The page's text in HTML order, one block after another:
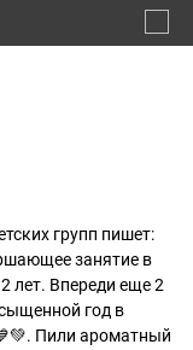
групп пишет:
занятие в
лет. Впереди еще 2
год в
Пили ароматный